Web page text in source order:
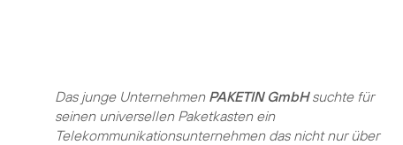
Das junge Unternehmen PAKETIN GmbHsuchte für
seinen universellen Paketkasten ein
Telekommunikationsunternehmen das nicht nur über